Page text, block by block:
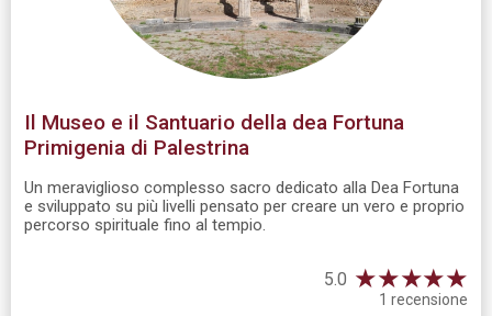
Il Museo e il Santuario della dea Fortuna
Primigenia di Palestrina
Un meraviglioso complesso sacro dedicato alla Dea Fortuna
e sviluppato su più livelli pensato per creare un vero e proprio
percorso spirituale fino al tempio.
5.0 ★★★★★
1 recensione